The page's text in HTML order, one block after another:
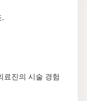
.
료진의 시술 경험